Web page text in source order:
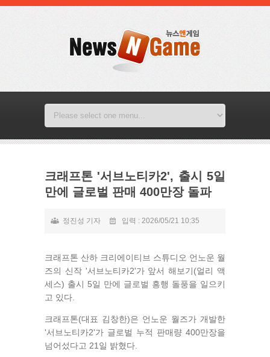
크래프톤 '서브노티카2', 출시 5일
만에 글로벌 판매 400만장 돌파
정진성 기자 입력 : 2026/05/21 10:35
크래프톤 산하 크리에이티브 스튜디오 언노운 월
즈의 신작 '서브노티카2'가 앞서 해보기(얼리 액
세스) 출시 5일 만에 글로벌 흥행 돌풍을 일으키
고 있다.
크래프톤(대표 김창한)은 언노운 월즈가 개발한
'서브노티카2'가 글로벌 누적 판매량 400만장을
넘어섰다고 21일 밝혔다.